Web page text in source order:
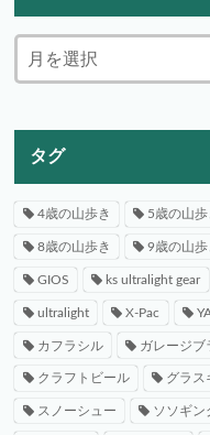
タグ
4歳の山歩き 5歳の山歩
8歳の山歩き 9歳の山歩
GIOS ks ultralight gear
ultralight X-Pac
カフラシル ガレージブ
クラフトビール グラス
スノーシュー ソソギン